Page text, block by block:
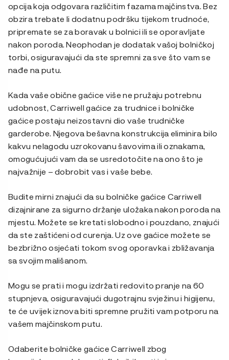
opcija koja odgovara različitim fazama majčinstva. Bez
obzira trebate li dodatnu podršku tijekom trudnoće,
pripremate se za boravak u bolnici ili se oporavljate
nakon poroda. Neophodan je dodatak vašoj bolničkoj
torbi, osiguravajući da ste spremni za sve što vam se
nađe na putu.
Kada vaše obične gaćice više ne pružaju potrebnu
udobnost, Carriwell gaćice za trudnice i bolničke
gaćice postaju neizostavni dio vaše trudničke
garderobe. Njegova bešavna konstrukcija eliminira bilo
kakvu nelagodu uzrokovanu šavovima ili oznakama,
omogućujući vam da se usredotočite na ono što je
najvažnije – dobrobit vas i vaše bebe.
Budite mirni znajući da su bolničke gaćice Carriwell
dizajnirane za sigurno držanje uložaka nakon poroda na
mjestu. Možete se kretati slobodno i pouzdano, znajući
da ste zaštićeni od curenja. Uz ove gaćice možete se
bezbrižno osjećati tokom svog oporavka i zbližavanja
sa svojim mališanom.
Mogu se prati i mogu izdržati redovito pranje na 60
stupnjeva, osiguravajući dugotrajnu svježinu i higijenu,
te će uvijek iznova biti spremne pružiti vam potporu na
vašem majčinskom putu.
Odaberite bolničke gaćice Carriwell zbog